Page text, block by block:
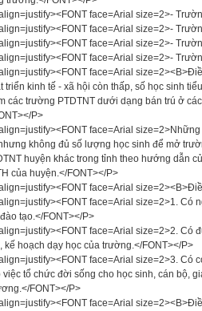
face=Arial size=2>-
face=Arial size=2>-
face=Arial size=2>-
face=Arial size=2>-
face=Arial
triển kinh tế - xã hội còn thấp, số học sinh
các trường PTDTNT dưới dạng bán trú ở
P>
face=Arial
không đủ số lượng học sinh để mở
huyện khác trong tỉnh theo hướng dẫn
của huyện.</FONT></P>
face=Arial
face=Arial size=2>1. Có
tạo.</FONT></P>
face=Arial size=2>2. Có
kế hoạch dạy học của trường.</FONT></P>
face=Arial size=2>3. Có
việc tổ chức đời sống cho học sinh, cán bộ,
FONT></P>
face=Arial